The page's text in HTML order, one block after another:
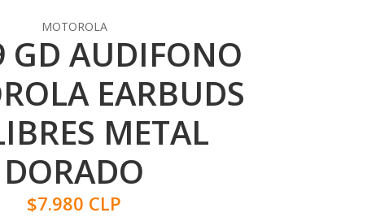
MOTOROLA
GD AUDIFONO
EARBUDS
METAL
DORADO
$7.980 CLP